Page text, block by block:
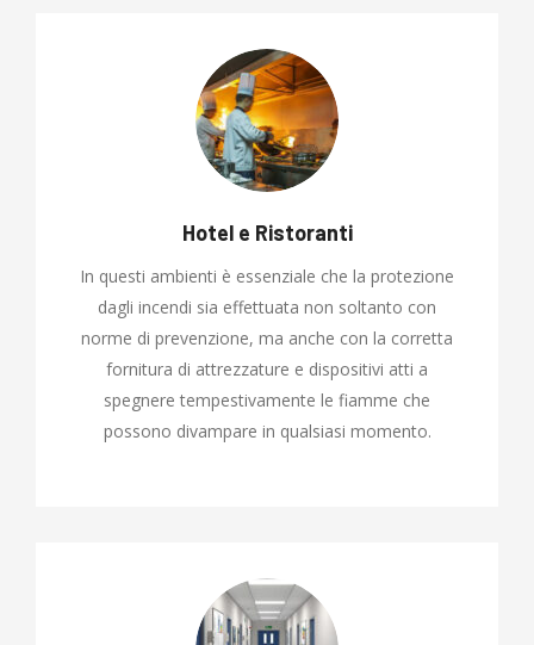
Hotel e Ristoranti
In questi ambienti è essenziale che la protezione
dagli incendi sia effettuata non soltanto con
norme di prevenzione, ma anche con la corretta
fornitura di attrezzature e dispositivi atti a
spegnere tempestivamente le fiamme che
possono divampare in qualsiasi momento.